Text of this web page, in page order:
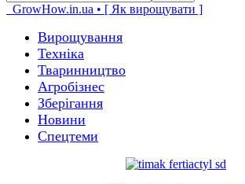
GrowHow.in.ua • [ Як вирощувати ]
Вирощування
Техніка
Тваринництво
Агробізнес
Зберігання
Новини
Спецтеми